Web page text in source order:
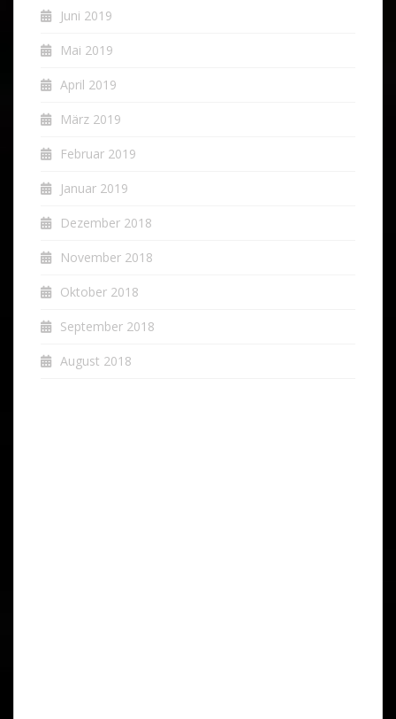
Juni 2019
Mai 2019
April 2019
März 2019
Februar 2019
Januar 2019
Dezember 2018
November 2018
Oktober 2018
September 2018
August 2018